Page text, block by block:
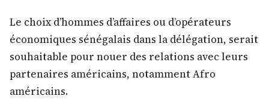
Le choix d’hommes d’affaires ou d’opérateurs
économiques sénégalais dans la délégation, serait
souhaitable pour nouer des relations avec leurs
partenaires américains, notamment Afro
américains.